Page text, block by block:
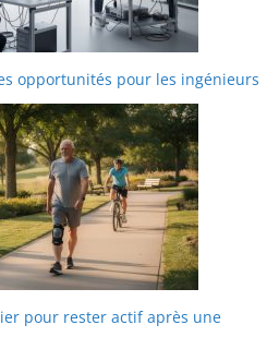
opportunités pour les ingénieurs
pour rester actif après une